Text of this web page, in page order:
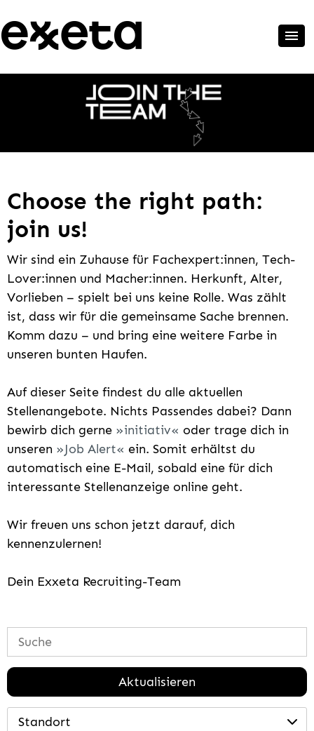
Choose the right path:
join us!
Wir sind ein Zuhause für Fachexpert:innen, Tech-
Lover:innen und Macher:innen. Herkunft, Alter,
Vorlieben – spielt bei uns keine Rolle. Was zählt
ist, dass wir für die gemeinsame Sache brennen.
Komm dazu – und bring eine weitere Farbe in
unseren bunten Haufen.
Auf dieser Seite findest du alle aktuellen
Stellenangebote. Nichts Passendes dabei? Dann
bewirb dich gerne
initiativ
oder trage dich in
unseren
Job Alert
ein. Somit erhältst du
automatisch eine E-Mail, sobald eine für dich
interessante Stellenanzeige online geht.
Wir freuen uns schon jetzt darauf, dich
kennenzulernen!
Dein Exxeta Recruiting-Team
Aktualisieren
Standort